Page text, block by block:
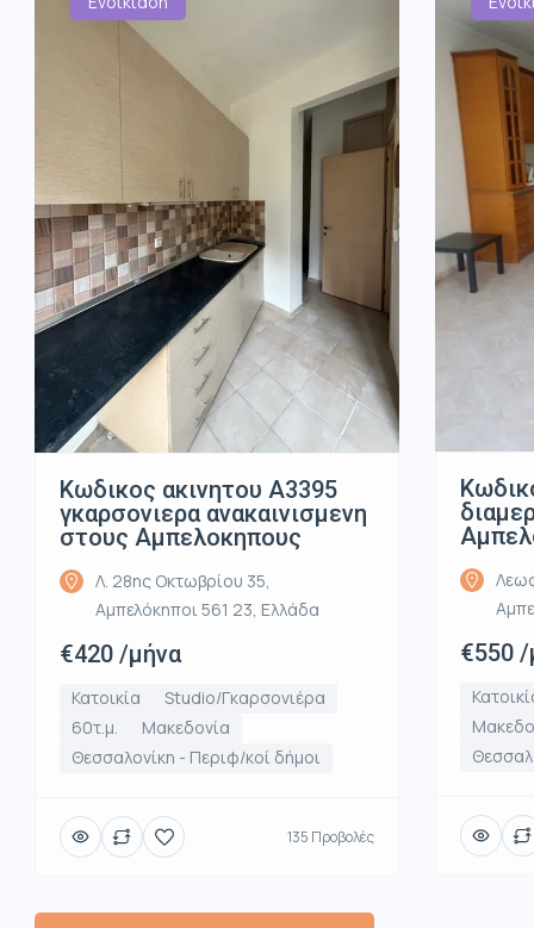
Κωδικος ακινητου Α3395
γκαρσονιερα ανακαινισμενη
στους Αμπελοκηπους
Λ. 28ης Οκτωβρίου 35,
Αμπελόκηποι 561 23, Ελλάδα
€420 /μήνα
Κατοικία
Studio/Γκαρσονιέρα
60τ.μ.
Μακεδονία
Θεσσαλονίκη - Περιφ/κοί δήμοι
135 Προβολές
€550